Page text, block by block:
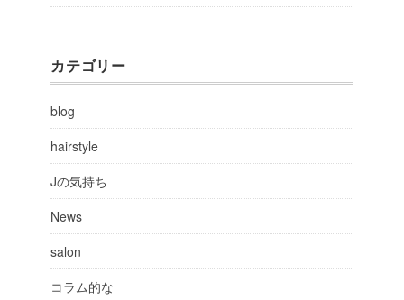
カテゴリー
blog
hairstyle
Jの気持ち
News
salon
コラム的な